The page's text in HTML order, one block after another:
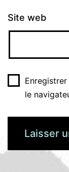
Site web
le